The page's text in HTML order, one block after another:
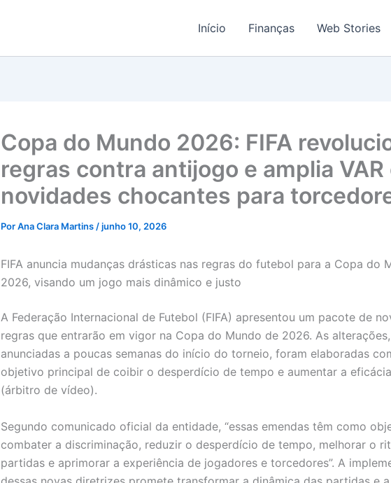
Início Finanças Web Stories
Copa do Mundo 2026: FIFA
regras contra antijogo e amplia VAR
novidades chocantes para
PorAna Clara Martins /junho 10, 2026
FIFA anuncia mudanças drásticas nas regras do futebol para a Copa do
2026, visando um jogo mais dinâmico e justo
A Federação Internacional de Futebol (FIFA) apresentou um pacote de
regras que entrarão em vigor na Copa do Mundo de 2026. As alterações,
anunciadas a poucas semanas do início do torneio, foram elaboradas
objetivo principal de coibir o desperdício de tempo e aumentar a
(árbitro de vídeo).
Segundo comunicado oficial da entidade, “essas emendas têm como
combater a discriminação, reduzir o desperdício de tempo, melhorar o
partidas e aprimorar a experiência de jogadores e torcedores”. A